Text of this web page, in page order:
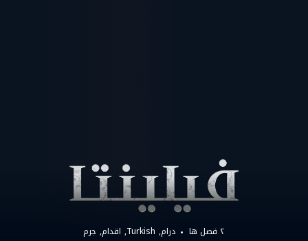
۲ فصل ها درام Turkish اقدام جرم